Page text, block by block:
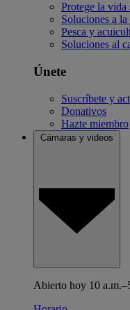
Protege la vida
Soluciones a
Pesca y
Soluciones al
Únete
Suscríbete y
Donativos
Hazte miembro
Cámaras y videos
Abierto hoy 10